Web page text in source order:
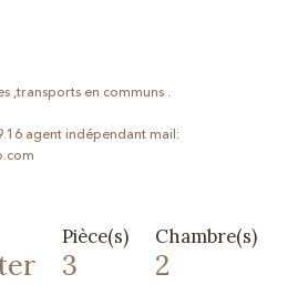
,transports en communs .
agent indépendant mail:
Pièce(s)
3
Chambre(s)
2